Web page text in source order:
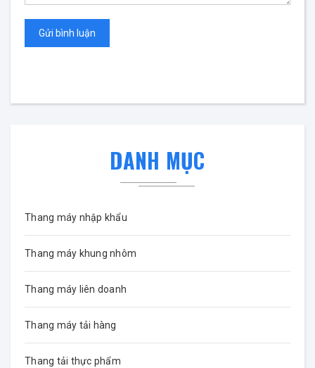
Gửi bình luận
DANH MỤC
Thang máy nhập khẩu
Thang máy khung nhôm
Thang máy liên doanh
Thang máy tải hàng
Thang tải thực phẩm